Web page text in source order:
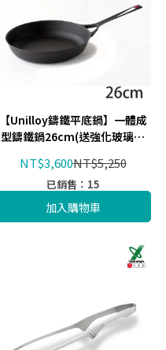
【Unilloy鑄鐵平底鍋】一體成
型鑄鐵鍋26cm(送強化玻璃鍋
NT$3,600NT$5,250
已銷售：15
加入購物車